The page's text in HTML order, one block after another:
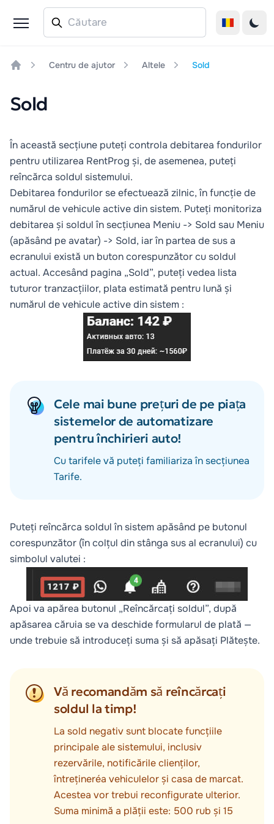
Centru de ajutor Altele Sold
Sold
În această secțiune puteți controla debitarea fondurilor
pentru utilizarea RentProg și, de asemenea, puteți
reîncărca soldul sistemului.
Debitarea fondurilor se efectuează zilnic, în funcție de
numărul de vehicule active din sistem. Puteți monitoriza
debitarea și soldul în secțiunea Meniu -> Sold sau Meniu
(apăsând pe avatar) -> Sold, iar în partea de sus a
ecranului există un buton corespunzător cu soldul
actual. Accesând pagina „Sold”, puteți vedea lista
tuturor tranzacțiilor, plata estimată pentru lună și
numărul de vehicule active din sistem :
Cele mai bune prețuri de pe piața
sistemelor de automatizare
pentru închirieri auto!
Cu tarifele vă puteți familiariza în secțiunea
Tarife.
Puteți reîncărca soldul în sistem apăsând pe butonul
corespunzător (în colțul din stânga sus al ecranului) cu
simbolul valutei :
Apoi va apărea butonul „Reîncărcați soldul”, după
apăsarea căruia se va deschide formularul de plată —
unde trebuie să introduceți suma și să apăsați Plătește.
Vă recomandăm să reîncărcați
soldul la timp!
La sold negativ sunt blocate funcțiile
principale ale sistemului, inclusiv
rezervările, notificările clienților,
întrețineréa vehiculelor și casa de marcat.
Acestea vor trebui reconfigurate ulterior.
Suma minimă a plății este: 500 rub și 15